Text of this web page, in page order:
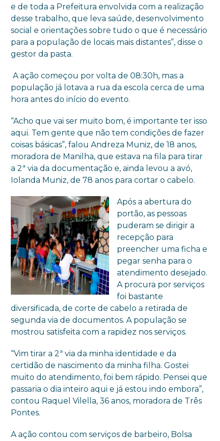
e de toda a Prefeitura envolvida com a realização
desse trabalho, que leva saúde, desenvolvimento
social e orientações sobre tudo o que é necessário
para a população de locais mais distantes”, disse o
gestor da pasta.
A ação começou por volta de 08:30h, mas a
população já lotava a rua da escola cerca de uma
hora antes do início do evento.
“Acho que vai ser muito bom, é importante ter isso
aqui. Tem gente que não tem condições de fazer
coisas básicas”, falou Andreza Muniz, de 18 anos,
moradora de Manilha, que estava na fila para tirar
a 2ª via da documentação e, ainda levou a avó,
Iolanda Muniz, de 78 anos para cortar o cabelo.
Após a abertura do
portão, as pessoas
puderam se dirigir a
recepção para
preencher uma ficha e
pegar senha para o
atendimento desejado.
A procura por serviços
foi bastante
diversificada, de corte de cabelo a retirada de
segunda via de documentos. A população se
mostrou satisfeita com a rapidez nos serviços.
“Vim tirar a 2ª via da minha identidade e da
certidão de nascimento da minha filha. Gostei
muito do atendimento, foi bem rápido. Pensei que
passaria o dia inteiro aqui e já estou indo embora”,
contou Raquel Vilella, 36 anos, moradora de Três
Pontes.
A ação contou com serviços de barbeiro, Bolsa